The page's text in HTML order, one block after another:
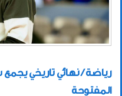
رياضة / نهائي تاريخي يجمع
المفتوحة